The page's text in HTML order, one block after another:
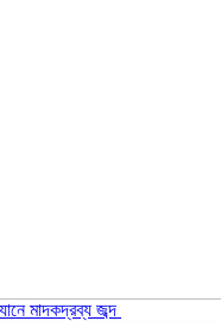
মাদকদ্রব্য জব্দ